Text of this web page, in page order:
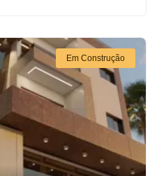
Em Construção